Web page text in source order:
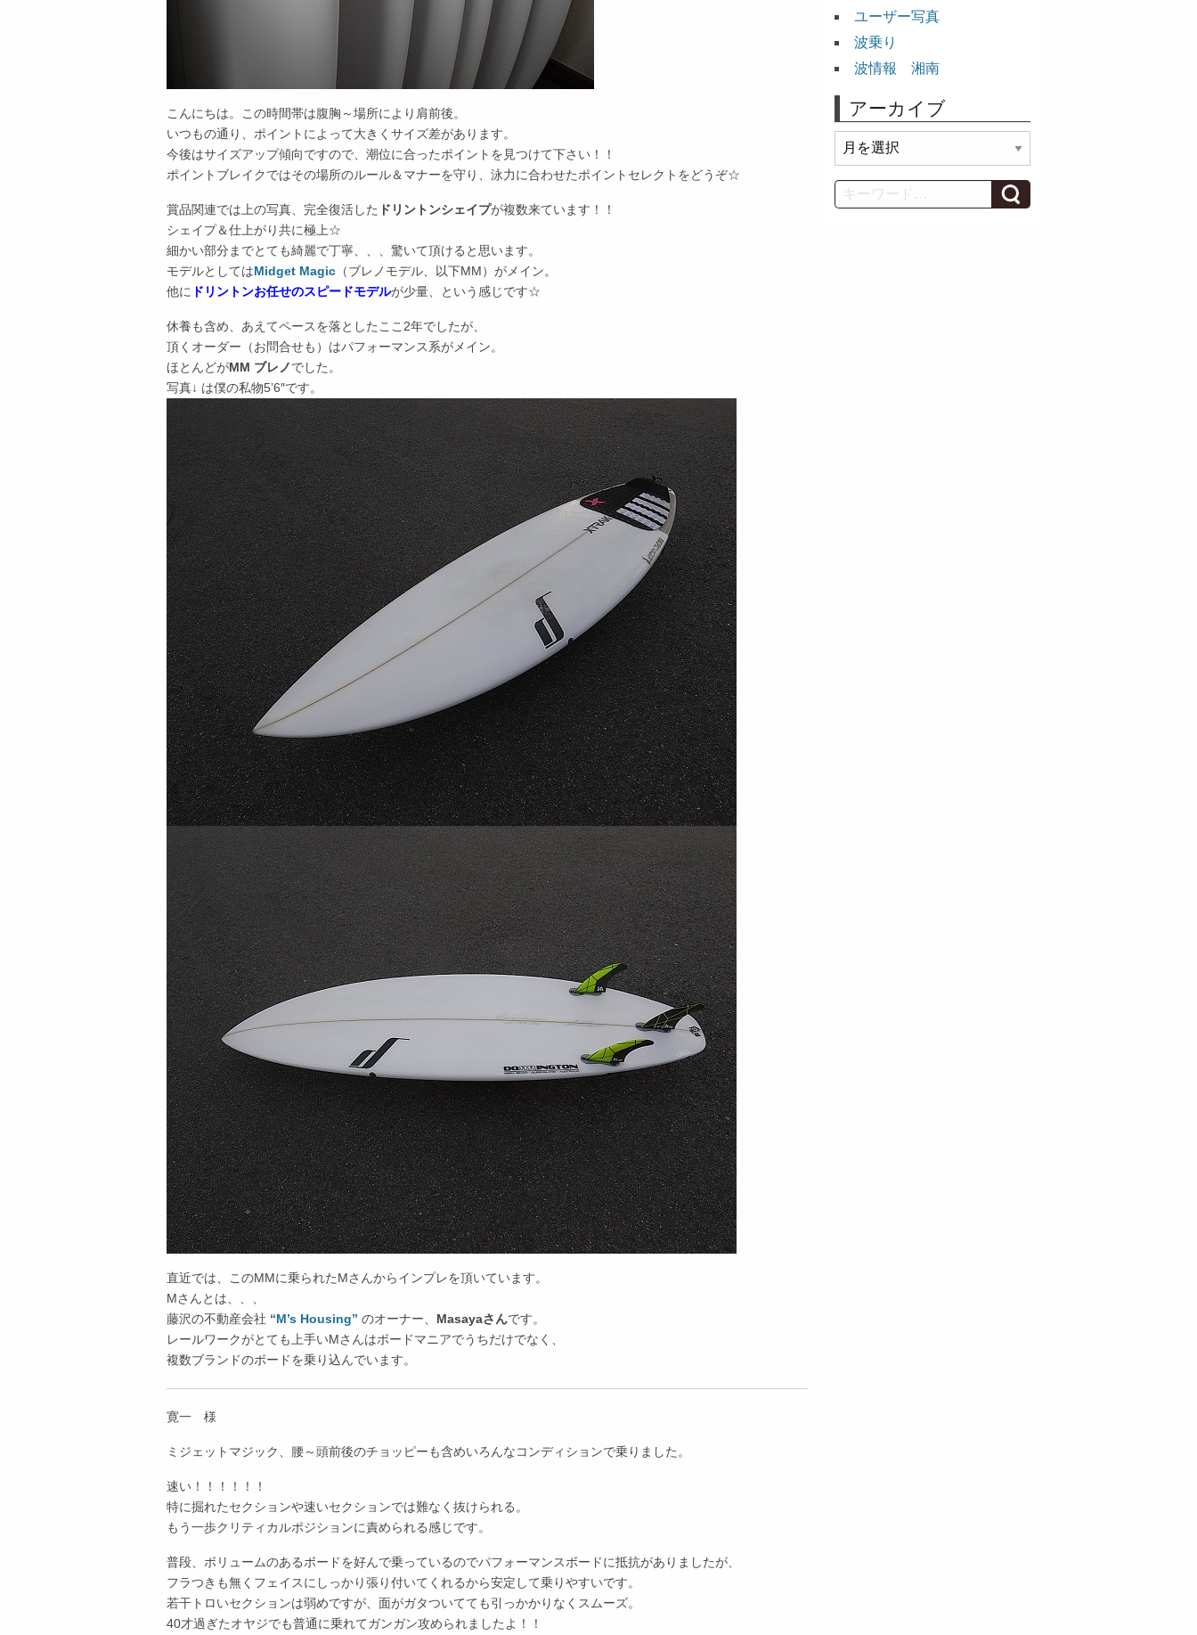
こんにちは。この時間帯は腹胸～場所により肩前後。
いつもの通り、ポイントによって大きくサイズ差があります。
今後はサイズアップ傾向ですので、潮位に合ったポイントを見つけて下さい！！
ポイントブレイクではその場所のルール＆マナーを守り、泳力に合わせたポイントセレクトをどうぞ☆
賞品関連では上の写真、完全復活した ドリントンシェイプが複数来ています！！
シェイプ＆仕上がり共に極上☆
細かい部分までとても綺麗で丁寧、、、驚いて頂けると思います。
モデルとしてはMidget Magic （ブレノモデル、以下MM）がメイン。
他に ドリントンお任せのスピードモデルが少量、という感じです☆
休養も含め、あえてペースを落としたここ2年でしたが、
頂くオーダー（お問合せも）はパフォーマンス系がメイン。
ほとんどがMM ブレノでした。
写真↓ は僕の私物5’6″です。
直近では、このMMに乗られたMさんからインプレを頂いています。
Mさんとは、、、
藤沢の不動産会社 “M’s Housing” のオーナー、 Masayaさんです。
レールワークがとても上手いMさんはボードマニアでうちだけでなく、
複数ブランドのボードを乗り込んでいます。
寛一 様
ミジェットマジック、腰～頭前後のチョッピーも含めいろんなコンディションで乗りました。
速い！！！！！！
特に掘れたセクションや速いセクションでは難なく抜けられる。
もう一歩クリティカルポジションに責められる感じです。
普段、ボリュームのあるボードを好んで乗っているのでパフォーマンスボードに抵抗がありましたが、
フラつきも無くフェイスにしっかり張り付いてくれるから安定して乗りやすいです。
若干トロいセクションは弱めですが、面がガタついてても引っかかりなくスムーズ。
40才過ぎたオヤジでも普通に乗れてガンガン攻められましたよ！！
ユーザー写真
波乗り
波情報 湘南
アーカイブ
ー
カ
イ
Search